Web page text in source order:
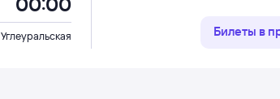
Углеуральская Билеты в